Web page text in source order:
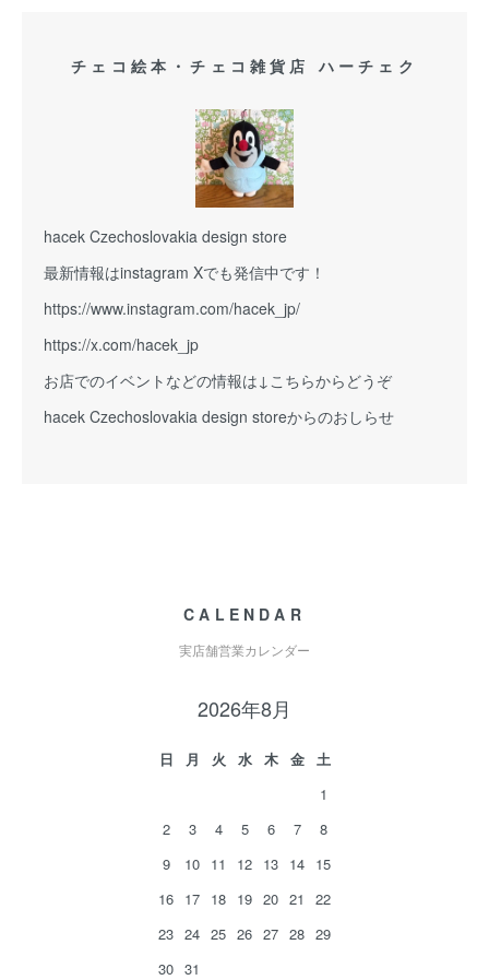
チェコ絵本・チェコ雑貨店 ハーチェク
hacek Czechoslovakia design store
最新情報はinstagram Xでも発信中です！
https://www.instagram.com/hacek_jp/
https://x.com/hacek_jp
お店でのイベントなどの情報は↓こちらからどうぞ
hacek Czechoslovakia design storeからのおしらせ
CALENDAR
実店舗営業カレンダー
2026年8月
日 月 火 水 木 金
土
1
2
3 4 5 6 7
8
9
10 11 12 13 14 15
16 17 18 19 20 21
22
23 24 25 26 27 28 29
30 31